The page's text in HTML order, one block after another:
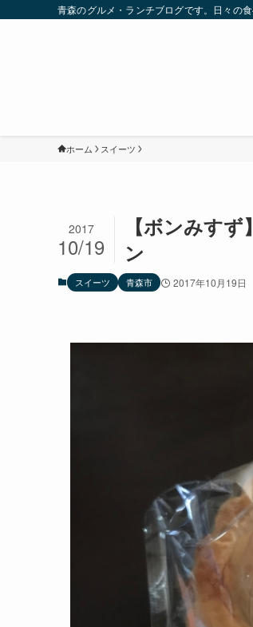
青森のグルメ・ランチブログです。日々の
ホーム スイーツ
【ボンみす
ン
2017
10/19
スイーツ 青森市 2017年10月19日